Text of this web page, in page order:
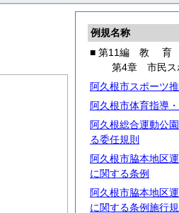
例規名称
■ 第11編 教 育
第4章 市民ス
阿久根市スポーツ
阿久根市体育指導
阿久根総合運動公
る委任規則
阿久根市脇本地区
に関する条例
阿久根市脇本地区
に関する条例施行